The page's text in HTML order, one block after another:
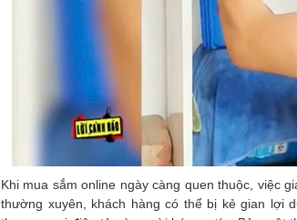
Khi mua sắm online ngày càng quen thuộc, việc
thường xuyên, khách hàng có thể bị kẻ gian lợi